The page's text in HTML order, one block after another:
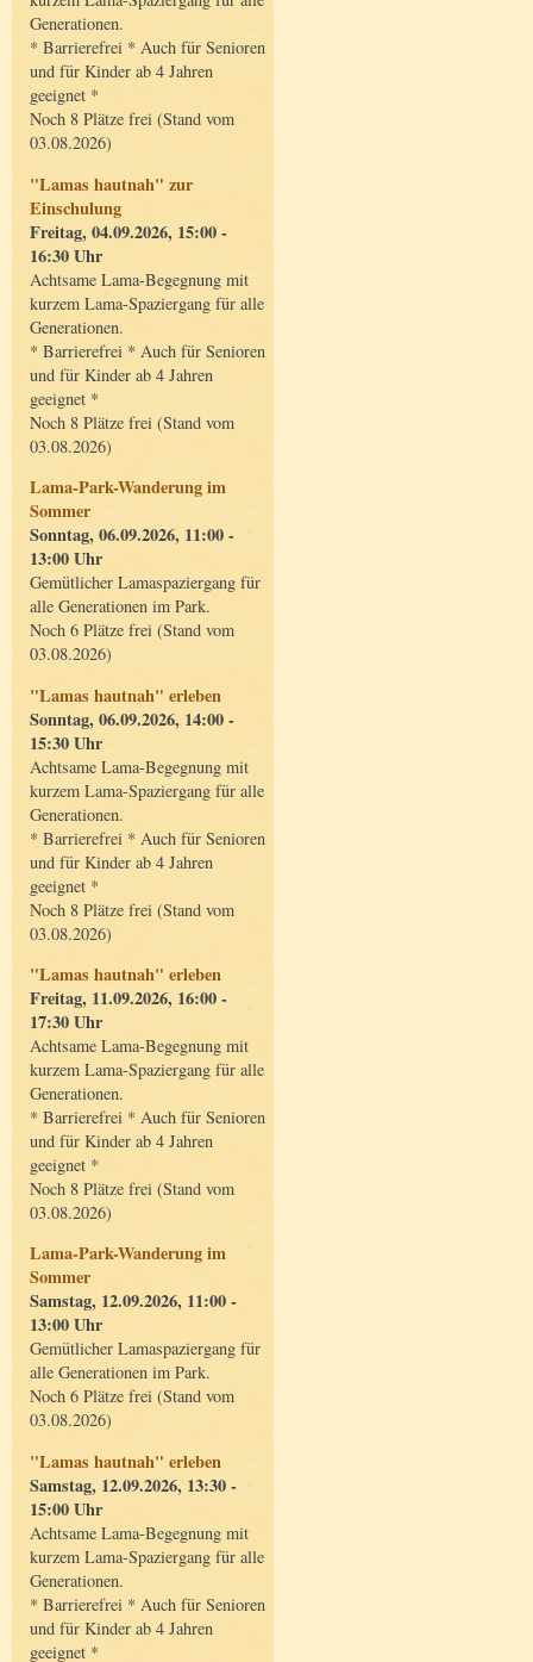
Generationen.
* Barrierefrei * Auch für Senioren
und für Kinder ab 4 Jahren
geeignet *
Noch 8 Plätze frei (Stand vom
03.08.2026)
"Lamas hautnah" zur
Einschulung
Freitag, 04.09.2026, 15:00 -
16:30 Uhr
Achtsame Lama-Begegnung mit
kurzem Lama-Spaziergang für alle
Generationen.
* Barrierefrei * Auch für Senioren
und für Kinder ab 4 Jahren
geeignet *
Noch 8 Plätze frei (Stand vom
03.08.2026)
Lama-Park-Wanderung im
Sommer
Sonntag, 06.09.2026, 11:00 -
13:00 Uhr
Gemütlicher Lamaspaziergang für
alle Generationen im Park.
Noch 6 Plätze frei (Stand vom
03.08.2026)
"Lamas hautnah" erleben
Sonntag, 06.09.2026, 14:00 -
15:30 Uhr
Achtsame Lama-Begegnung mit
kurzem Lama-Spaziergang für alle
Generationen.
* Barrierefrei * Auch für Senioren
und für Kinder ab 4 Jahren
geeignet *
Noch 8 Plätze frei (Stand vom
03.08.2026)
"Lamas hautnah" erleben
Freitag, 11.09.2026, 16:00 -
17:30 Uhr
Achtsame Lama-Begegnung mit
kurzem Lama-Spaziergang für alle
Generationen.
* Barrierefrei * Auch für Senioren
und für Kinder ab 4 Jahren
geeignet *
Noch 8 Plätze frei (Stand vom
03.08.2026)
Lama-Park-Wanderung im
Sommer
Samstag, 12.09.2026, 11:00 -
13:00 Uhr
Gemütlicher Lamaspaziergang für
alle Generationen im Park.
Noch 6 Plätze frei (Stand vom
03.08.2026)
"Lamas hautnah" erleben
Samstag, 12.09.2026, 13:30 -
15:00 Uhr
Achtsame Lama-Begegnung mit
kurzem Lama-Spaziergang für alle
Generationen.
* Barrierefrei * Auch für Senioren
und für Kinder ab 4 Jahren
geeignet *